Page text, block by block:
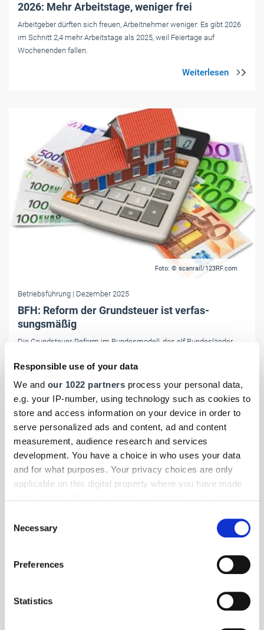
Responsible use of your data
We and our 1022 partners process your personal data,
e.g. your IP-number, using technology such as cookies to
store and access information on your device in order to
serve personalized ads and content, ad and content
measurement, audience research and services
development. You have a choice in who uses your data
and for what purposes. Your privacy choices are only
applicable on this digital property where you have made
the Privacy trigger icon.
Collect information about your geographical location
Identify your device by actively scanning it for
Selection
Necessary
Preferences
Statistics
2026: Mehr Arbeitstage, weniger frei
Arbeitgeber dürften sich freuen, Arbeitnehmer weniger: Es gibt 2026
im Schnitt 2,4 mehr Arbeitstage als 2025, weil Feiertage auf
Wochenenden fallen.
Foto: © scanrail/123RF.com
Betriebsführung | Dezember 2025
BFH: Re­form der Grund­steu­er ist ver­fas­
sungsmäßig
Die Grundsteuer-Reform im Bundesmodell, das elf Bundesländer
Das hat der Bundesfinanzhof entschieden.